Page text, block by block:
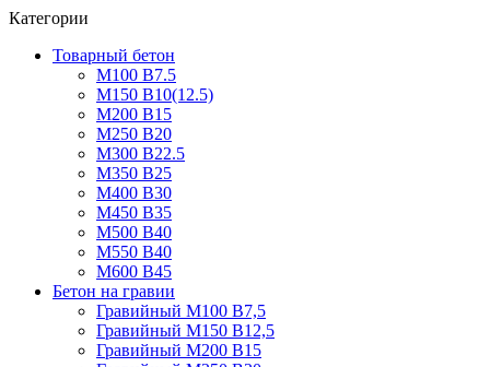
Категории
Товарный бетон
М100 В7.5
М150 В10(12.5)
М200 В15
М250 В20
М300 В22.5
М350 В25
М400 В30
М450 В35
М500 В40
М550 В40
М600 В45
Бетон на гравии
Гравийный М100 В7,5
Гравийный М150 В12,5
Гравийный М200 В15